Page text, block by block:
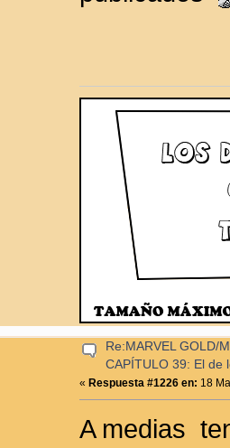
Re:MARVEL GOLD/
CAPÍTULO 39: El de
«Respuesta #1226 en: 18
A medias